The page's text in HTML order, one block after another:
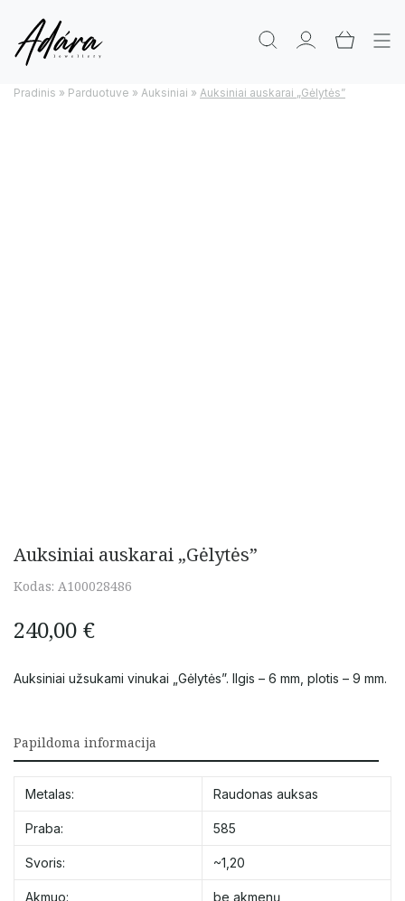
Pradinis » Parduotuve » Auksiniai » Auksiniai auskarai „Gėlytės”
Auksiniai auskarai „Gėlytės”
Kodas: A100028486
240,00 €
Auksiniai užsukami vinukai „Gėlytės”. Ilgis – 6 mm, plotis – 9 mm.
Papildoma informacija
Metalas: Raudonas auksas
Praba: 585
Svoris: ~1,20
Akmuo: be akmenų